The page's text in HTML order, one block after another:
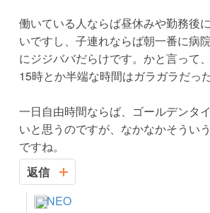
働いている人ならば昼休みや勤務後
いですし、子連れならば朝一番に病
にジジババだらけです。かと言って
15時とか半端な時間はガラガラだっ
一日自由時間ならば、ゴールデンタ
いと思うのですが、なかなかそうい
ですね。
返信
NEO